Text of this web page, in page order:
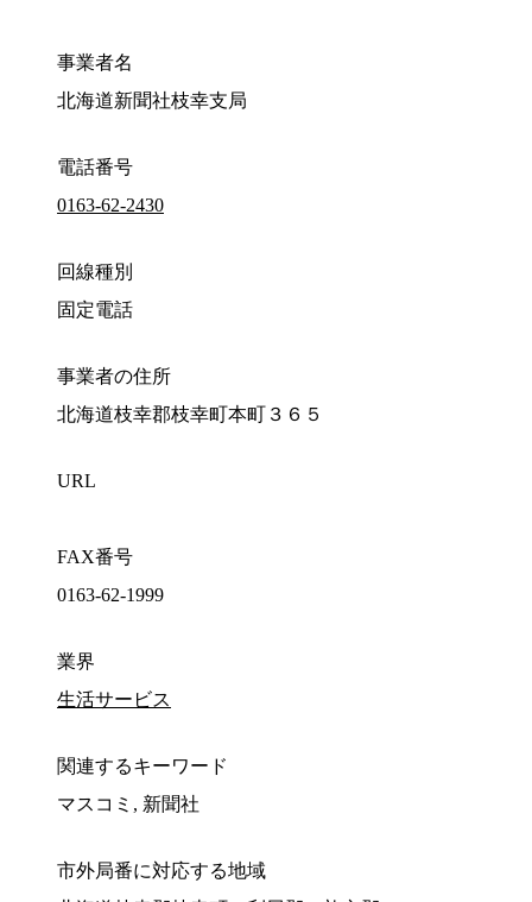
事業者名
北海道新聞社枝幸支局
電話番号
0163-62-2430
回線種別
固定電話
事業者の住所
北海道枝幸郡枝幸町本町３６５
URL
FAX番号
0163-62-1999
業界
生活サービス
関連するキーワード
マスコミ, 新聞社
市外局番に対応する地域